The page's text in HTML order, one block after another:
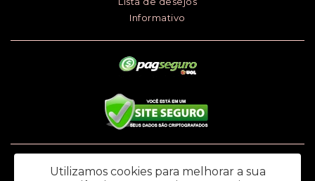
Informativo
669.979.145.118
Utilizamos cookies para melhorar a sua